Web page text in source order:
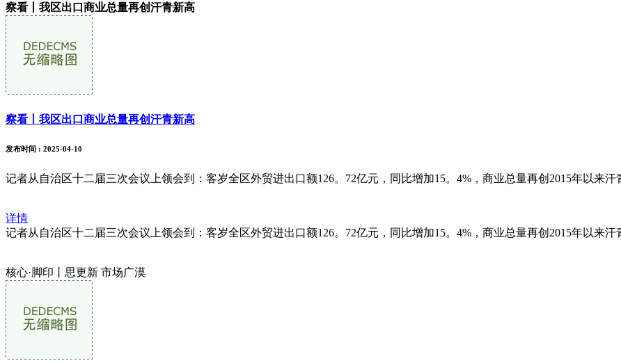
察看丨我区出口商业总量再创汗青新高
察看丨我区出口商业总量再创汗青新高
发布时间 : 2025-04-10
记者从自治区十二届三次会议上领会到：客岁全区外贸进出口额126。72亿元，同比增加15。4%，商业总量再创2015年以来
详情
记者从自治区十二届三次会议上领会到：客岁全区外贸进出口额126。72亿元，同比增加15。4%，商业总量再创2015年以来
核心·脚印丨思更新 市场广漠